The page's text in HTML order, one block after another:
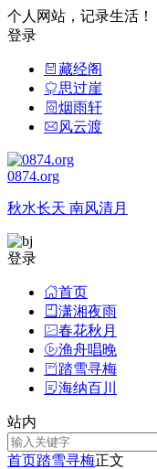
个人网站，记录生活！
登录
藏经阁
思过崖
烟雨轩
风云渡
0874.org
秋水长天 南风清月
登录
首页
潇湘夜雨
春花秋月
渔舟唱晚
踏雪寻梅
海纳百川
站内
首页踏雪寻梅正文